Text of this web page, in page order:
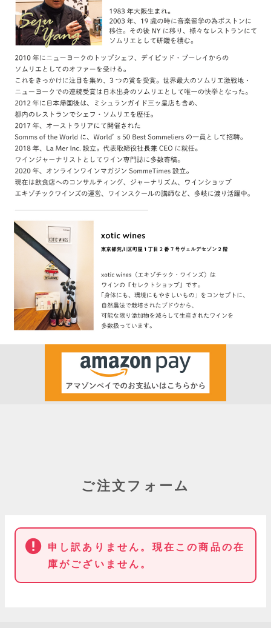
ご注文フォーム
申し訳ありません。現在この商品の在
庫がございません。